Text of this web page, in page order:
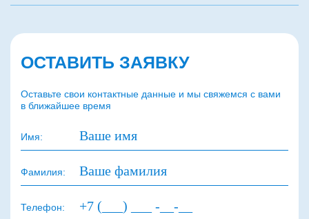
ОСТАВИТЬ ЗАЯВКУ
Оставьте свои контактные данные и мы свяжемся с вами
в ближайшее время
Имя:
Фамилия:
Телефон: